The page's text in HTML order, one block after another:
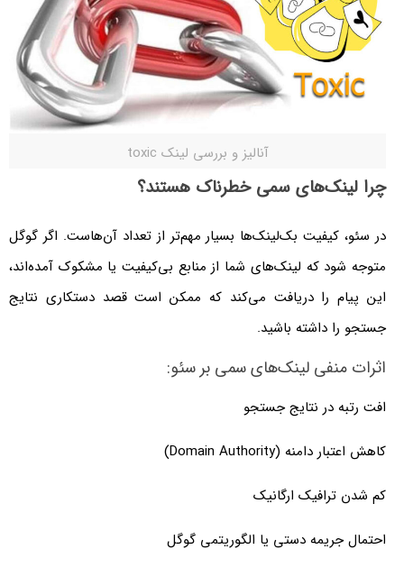
آنالیز و بررسی لینک toxic
چرا لینک‌های سمی خطرناک هستند؟
در سئو، کیفیت بک‌لینک‌ها بسیار مهم‌تر از تعداد آن‌هاست. اگر گوگل
متوجه شود که لینک‌های شما از منابع بی‌کیفیت یا مشکوک آمده‌اند،
این پیام را دریافت می‌کند که ممکن است قصد دستکاری نتایج
جستجو را داشته باشید.
اثرات منفی لینک‌های سمی بر سئو:
افت رتبه در نتایج جستجو
کاهش اعتبار دامنه (Domain Authority)
کم شدن ترافیک ارگانیک
احتمال جریمه دستی یا الگوریتمی گوگل